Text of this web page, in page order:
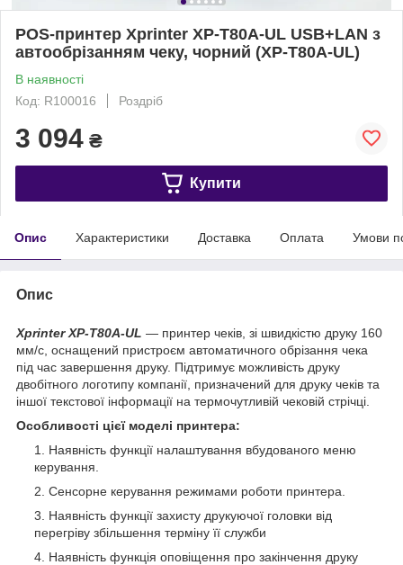
POS-принтер Xprinter XP-T80A-UL USB+LAN з
автообрізанням чеку, чорний (XP-T80A-UL)
В наявності
Код: R100016
Роздріб
3 094 ₴
Купити
Опис Характеристики Доставка Оплата Умови
Опис
Xprinter XP-T80A-UL ― принтер чеків, зі швидкістю друку 160
мм/с, оснащений пристроєм автоматичного обрізання чека
під час завершення друку. Підтримує можливість друку
двобітного логотипу компанії, призначений для друку чеків та
іншої текстової інформації на термочутливій чековій стрічці.
Особливості цієї моделі принтера:
Наявність функції налаштування вбудованого меню
керування.
Сенсорне керування режимами роботи принтера.
Наявність функції захисту друкуючої головки від
перегріву збільшення терміну її служби
Наявність функція оповіщення про закінчення друку